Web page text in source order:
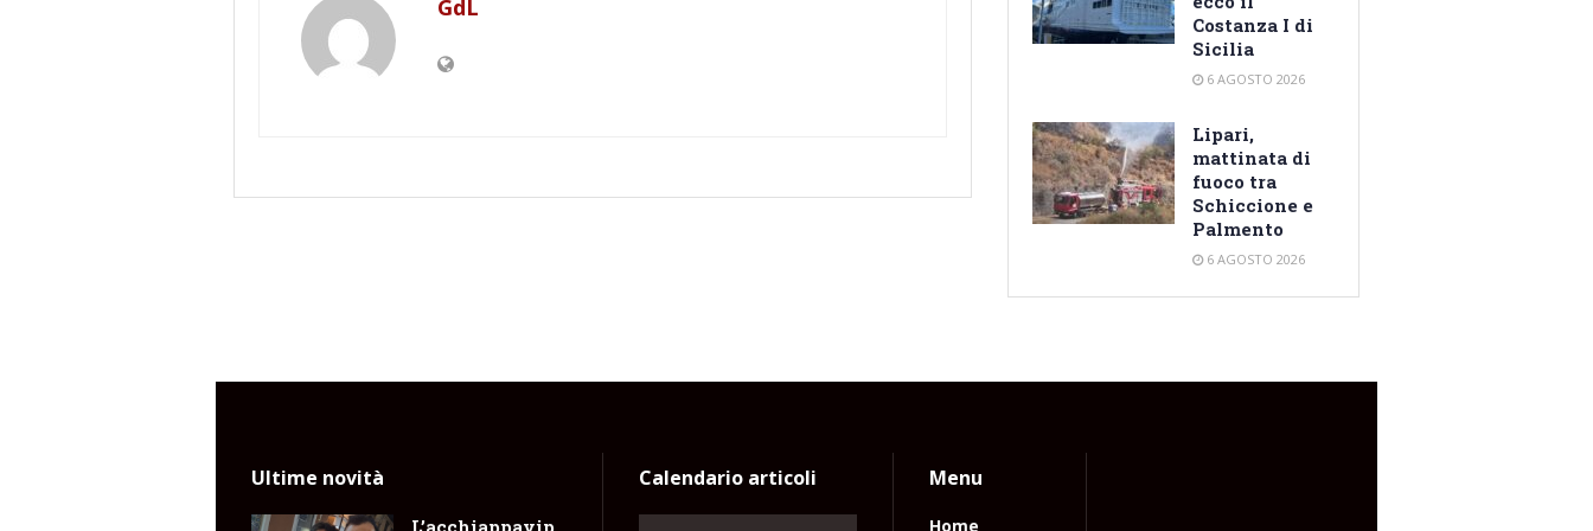
GdL
Costanza I di
Sicilia
6 AGOSTO 2026
Lipari,
mattinata di
fuoco tra
Schiccione e
Palmento
6 AGOSTO 2026
Ultime novità Calendario articoli Menu
Home